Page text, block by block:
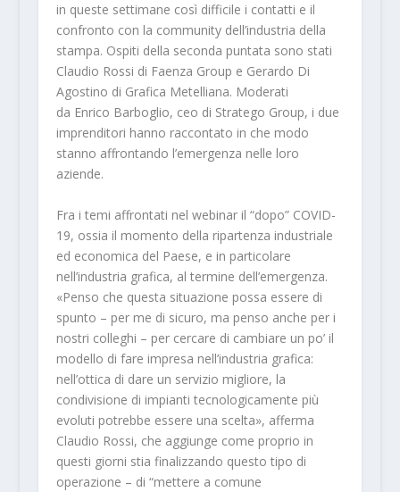
in queste settimane così difficile i contatti e il
confronto con la community dell’industria della
stampa. Ospiti della seconda puntata sono stati
Claudio Rossi di Faenza Group e Gerardo Di
Agostino di Grafica Metelliana. Moderati
da Enrico Barboglio, ceo di Stratego Group, i due
imprenditori hanno raccontato in che modo
stanno affrontando l’emergenza nelle loro
aziende.
Fra i temi affrontati nel webinar il “dopo” COVID-
19, ossia il momento della ripartenza industriale
ed economica del Paese, e in particolare
nell’industria grafica, al termine dell’emergenza.
«Penso che questa situazione possa essere di
spunto – per me di sicuro, ma penso anche per i
nostri colleghi – per cercare di cambiare un po’ il
modello di fare impresa nell’industria grafica:
nell’ottica di dare un servizio migliore, la
condivisione di impianti tecnologicamente più
evoluti potrebbe essere una scelta», afferma
Claudio Rossi, che aggiunge come proprio in
questi giorni stia finalizzando questo tipo di
operazione – di “mettere a comune